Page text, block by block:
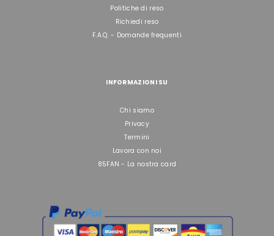
Politiche di reso
Richiedi reso
F.A.Q. - Domande frequenti
INFORMAZIONI SU
Chi siamo
Privacy
Termini
Lavora con noi
85FAN - La nostra card